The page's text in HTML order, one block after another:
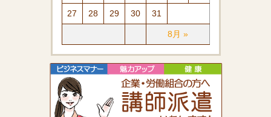
8月 »
27 28 29 30 31